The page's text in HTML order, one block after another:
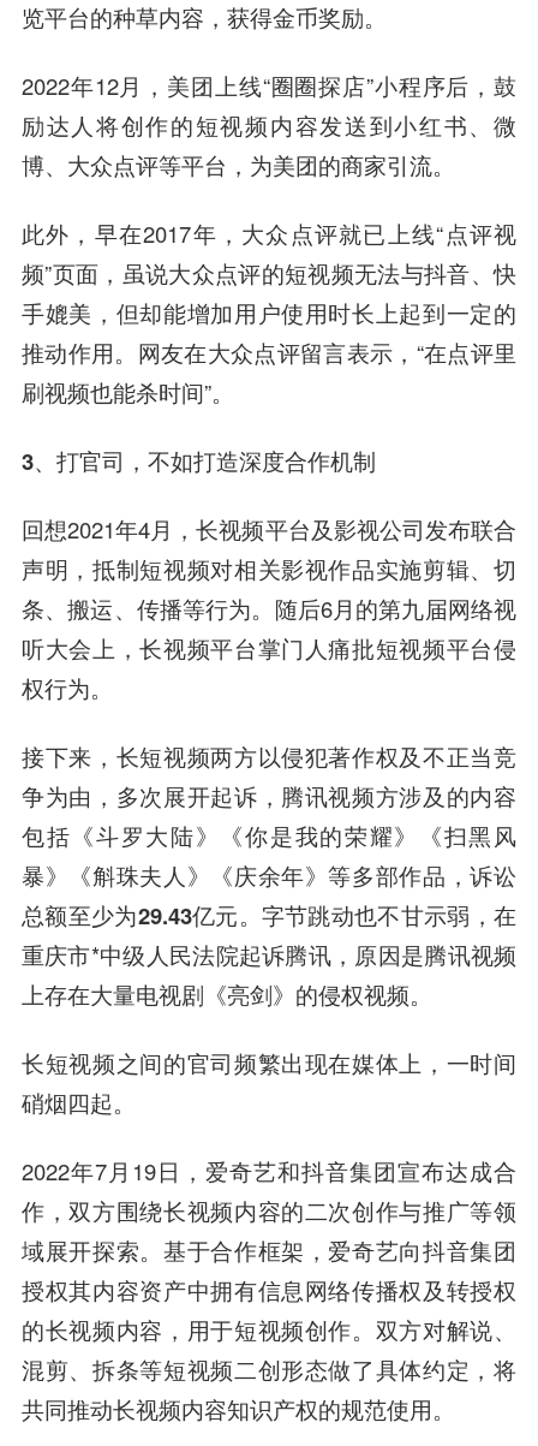
览平台的种草内容，获得金币奖励。
2022年12月，美团上线“圈圈探店”小程序后，鼓
励达人将创作的短视频内容发送到小红书、微
博、大众点评等平台，为美团的商家引流。
此外，早在2017年，大众点评就已上线“点评视
频”页面，虽说大众点评的短视频无法与抖音、快
手媲美，但却能增加用户使用时长上起到一定的
推动作用。网友在大众点评留言表示，“在点评里
刷视频也能杀时间”。
3、打官司， 不如打造深度合作机制
回想2021年4月，长视频平台及影视公司发布联合
声明，抵制短视频对相关影视作品实施剪辑、切
条、搬运、传播等行为。随后6月的第九届网络视
听大会上，长视频平台掌门人痛批短视频平台侵
权行为。
接下来，长短视频两方以侵犯著作权及不正当竞
争为由，多次展开起诉， 腾讯视频方涉及的内容
包括《斗罗大陆》《你是我的荣耀》《扫黑风
暴》《斛珠夫人》《庆余年》等多部作品，诉讼
总额至少为29.43亿元。字节跳动也不甘示弱，在
重庆市*中级人民法院起诉腾讯，原因是腾讯视频
上存在大量电视剧《亮剑》的侵权视频。
长短视频之间的官司频繁出现在媒体上，一时间
硝烟四起。
2022年7月19日，爱奇艺和抖音集团宣布达成合
作，双方围绕长视频内容的二次创作与推广等领
域展开探索。 基于合作框架，爱奇艺向抖音集团
授权其内容资产中拥有信息网络传播权及转授权
的长视频内容，用于短视频创作。 双方对解说、
混剪、拆条等短视频二创形态做了具体约定，将
共同推动长视频内容知识产权的规范使用。